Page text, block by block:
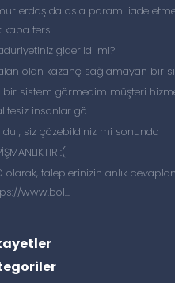
erdaş da asla paramı iade
kaba ters
giderildi mi?
olan kazanç sağlamayan bir
sistem görmedim müşteri
insanlar gö...
, siz çözebildiniz mi sonunda
:(
olarak, taleplerinizin anlık
www.bol...